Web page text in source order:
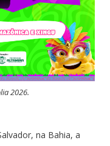
2026.
na Bahia, a